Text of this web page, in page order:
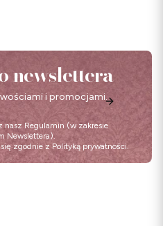
newslettera
i promocjami.
nasz Regulamin (w zakresie
Newslettera).
zgodnie z Polityką prywatności.